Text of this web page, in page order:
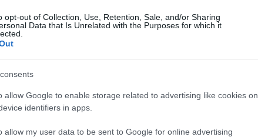
opt-out of Collection, Use, Retention, Sale, and/or Sharing
Data that Is Unrelated with the Purposes for which it
allow Google to enable storage related to advertising like cookies on
identifiers in apps.
allow my user data to be sent to Google for online advertising